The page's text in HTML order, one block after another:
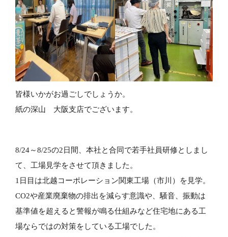
皆様いかがお過ごしでしょうか。
紙の深山 大阪支店でございます。
8/24～8/25の2日間、本社と合同で若手社員研修としまし
て、工場見学をさせて頂きました。
1日目は北越コーポレーション関東工場（市川）を見学。
CO2や産業廃棄物の排出を減らす意識や、騒音、振動は
基準値を超えると警報が鳴る仕組みなど住宅地にある工
場ならではの対策をしている工場でした。